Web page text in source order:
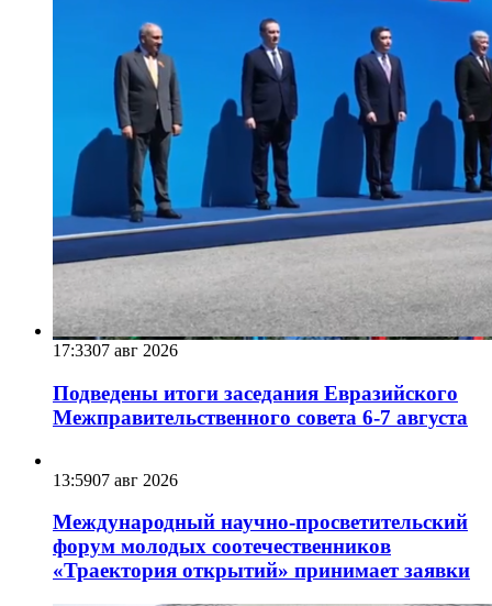
17:3307 авг 2026
Подведены итоги заседания Евразийского
Межправительственного совета 6-7 августа
13:5907 авг 2026
Международный научно-просветительский
форум молодых соотечественников
«Траектория открытий» принимает заявки